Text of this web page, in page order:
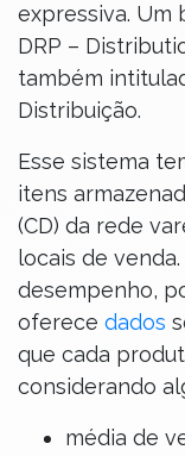
expressiva. Um
DRP –
também
Distribuição.
Esse sistema
itens
(CD) da rede
locais de
desempenho,
oferece dados
que cada
considerando
média de